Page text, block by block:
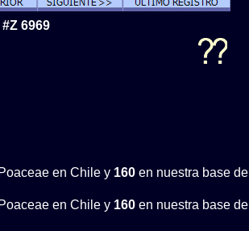
6969
Poaceae en Chile y 160 en nuestra base de
Poaceae en Chile y 160 en nuestra base de